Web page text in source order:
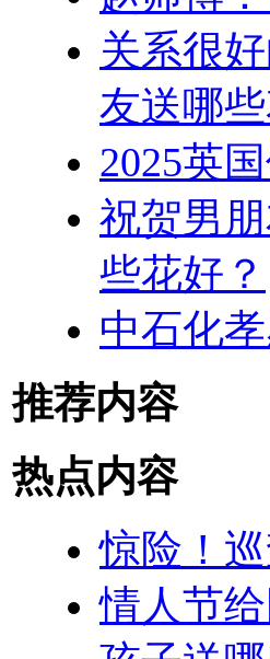
关系很
友送哪些
2025英
祝贺男
些花好？
中石化
推荐内容
热点内容
惊险！
情人节